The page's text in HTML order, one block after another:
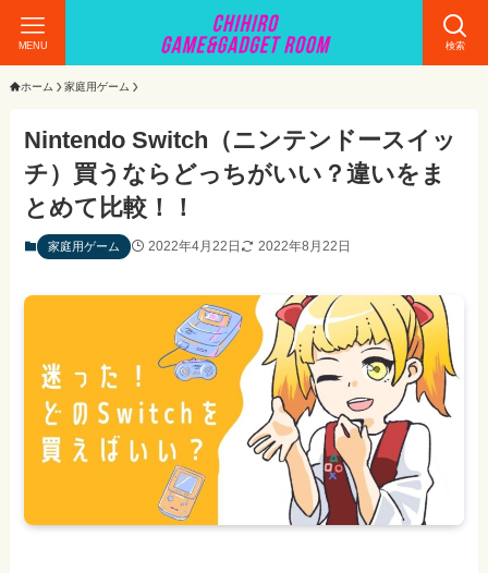
検索
MENU
ホーム 家庭用ゲーム
Nintendo Switch（ニンテンドースイッ
チ）買うならどっちがいい？違いをま
とめて比較！！
家庭用ゲーム 2022年4月22日 2022年8月22日